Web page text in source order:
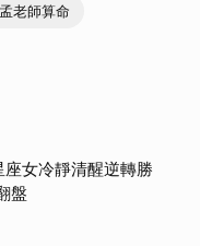
老師算命
座女冷靜清醒逆轉勝
盤